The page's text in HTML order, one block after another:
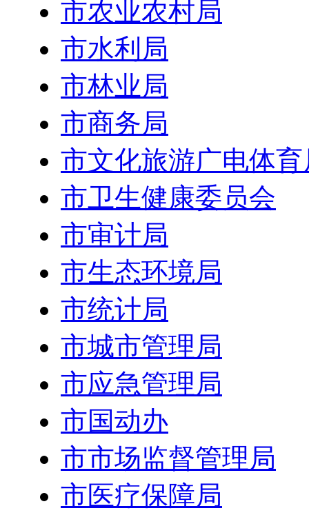
市农业农村局
市水利局
市林业局
市商务局
市文化旅游广电体育
市卫生健康委员会
市审计局
市生态环境局
市统计局
市城市管理局
市应急管理局
市国动办
市市场监督管理局
市医疗保障局